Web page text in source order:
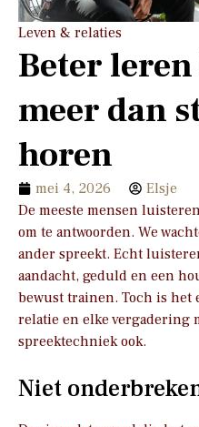
Leven & relaties
Beter
meer dan
horen
mei 4, 2026
Elsje
De meeste mensen
om te antwoorden. We
ander spreekt. Echt
aandacht, geduld en een
bewust trainen. Toch is het
relatie en elke vergadering
spreektechniek ook.
Niet